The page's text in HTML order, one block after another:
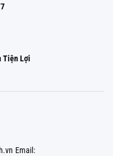
Tiện Lợi
Email: